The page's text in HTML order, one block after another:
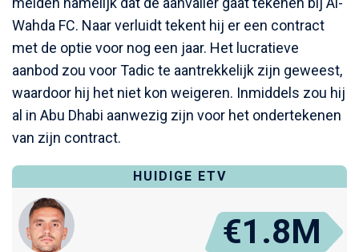
Wahda FC. Naar verluidt tekent hij er een contract
met de optie voor nog een jaar. Het lucratieve
aanbod zou voor Tadic te aantrekkelijk zijn geweest,
waardoor hij het niet kon weigeren. Inmiddels zou hij
al in Abu Dhabi aanwezig zijn voor het ondertekenen
van zijn contract.
HUIDIGE ETV
€1.8M